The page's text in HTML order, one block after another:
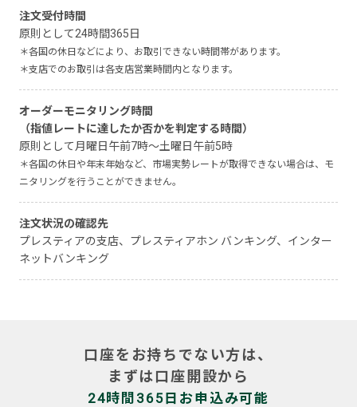
注文受付時間
原則として24時間365日
＊各国の休日などにより、お取引できない時間帯があります。
＊支店でのお取引は各支店営業時間内となります。
オーダーモニタリング時間
（指値レートに達したか否かを判定する時間）
原則として月曜日午前7時～土曜日午前5時
＊各国の休日や年末年始など、市場実勢レートが取得できない場合は、モ
ニタリングを行うことができません。
注文状況の確認先
プレスティアの支店、プレスティアホン バンキング、インター
ネットバンキング
口座をお持ちでない方は、
まずは口座開設から
24時間365日お申込み可能